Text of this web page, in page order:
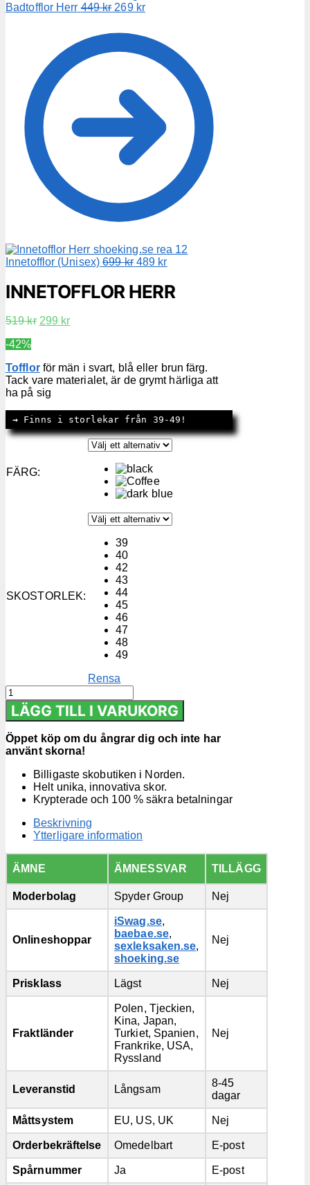
Badtofflor Herr 449kr Det
priset
449 kr.
269 krDet
är:
269 kr.
Innetofflor (Unisex) 699kr Det
priset
var:
489 krDet
priset
är:
INNETOFFLOR HERR
519kr Det
519 kr.
299 krDet
299 kr.
-42%
Tofflorför män i svart, blå eller brun färg.
Tack vare materialet, är de grymt härliga att
ha på sig
→ Finns i storlekar från 39-49!
FÄRG:
SKOSTORLEK:
39
40
42
43
44
45
46
47
48
49
Rensa
Innetofflor
Herr
mängd
LÄGG TILL I VARUKORG
Öppet köp om du ångrar dig och inte har
använt skorna!
Billigaste skobutiken i Norden.
Helt unika, innovativa skor.
Krypterade och 100 % säkra betalningar
Beskrivning
Ytterligare information
ÄMNE ÄMNESSVAR TILLÄGG
Moderbolag Spyder Group Nej
Onlineshoppar
iSwag.se,
baebae.se,
sexleksaken.se,
shoeking.se
Nej
Prisklass Lägst Nej
Fraktländer
Polen, Tjeckien,
Kina, Japan,
Turkiet, Spanien,
Frankrike, USA,
Ryssland
Nej
Leveranstid Långsam
8-45
dagar
Måttsystem EU, US, UK Nej
Orderbekräftelse Omedelbart E-post
Spårnummer Ja E-post